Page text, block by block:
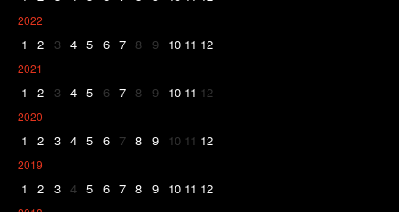
2022
1 2 3 4 5 6 7 8 9 10 11 12
2021
1 2 3 4 5 6 7 8 9 10 11 12
2020
1 2 3 4 5 6 7 8 9 10 11 12
2019
1 2 3 4 5 6 7 8 9 10 11 12